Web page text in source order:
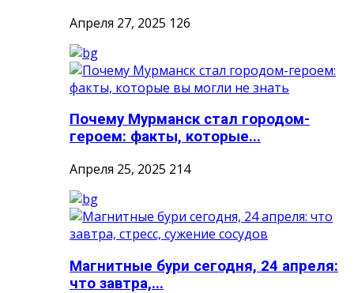
Апреля 27, 2025 126
Почему Мурманск стал городом-
героем: факты, которые...
Апреля 25, 2025 214
Магнитные бури сегодня, 24 апреля:
что завтра,...